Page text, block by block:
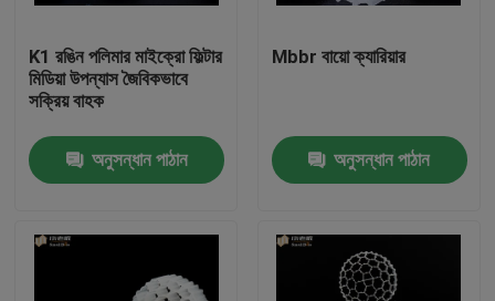
বাড়ি
K1 রঙিন পলিমার মাইক্রো ফিল্টার
মিডিয়া উপন্যাস জৈবিকভাবে
সক্রিয় বাহক
অনুসন্ধান পাঠান
Mbbr বায়ো ক্যারিয়ার
অনুসন্ধান পাঠান